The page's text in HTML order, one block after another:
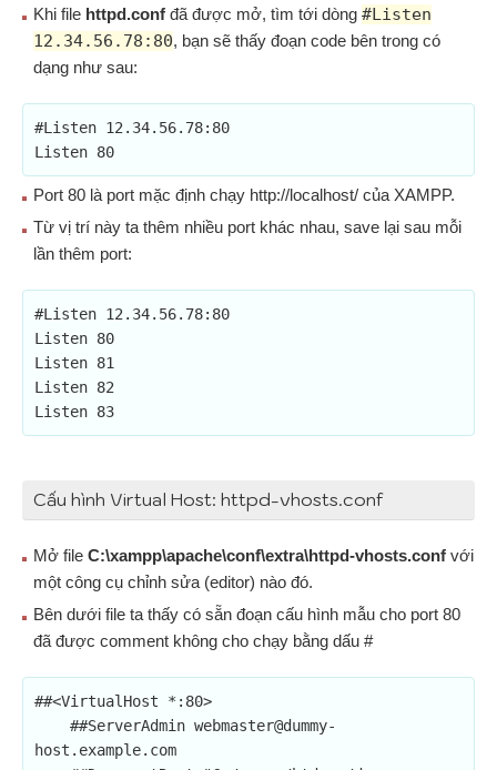
Khi file httpd.conf đã được mở, tìm tới dòng #Listen
12.34.56.78:80, bạn sẽ thấy đoạn code bên trong có
dạng như sau:
#Listen 12.34.56.78:80
Listen 80
Port 80 là port mặc định chạy http://localhost/ của XAMPP.
Từ vị trí này ta thêm nhiều port khác nhau, save lại sau mỗi
lần thêm port:
#Listen 12.34.56.78:80
Listen 80
Listen 81
Listen 82
Listen 83
Cấu hình Virtual Host: httpd-vhosts.conf
Mở file C:\xampp\apache\conf\extra\httpd-vhosts.conf với
một công cụ chỉnh sửa (editor) nào đó.
Bên dưới file ta thấy có sẵn đoạn cấu hình mẫu cho port 80
đã được comment không cho chạy bằng dấu #
##<VirtualHost *:80>
    ##ServerAdmin
webmaster@dummy-
host.example.com